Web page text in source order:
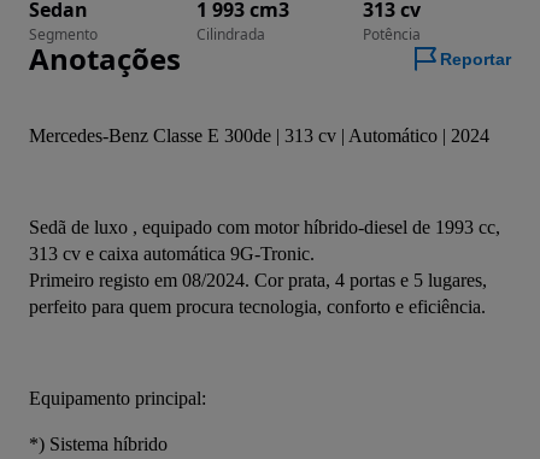
Sedan
Segmento
1 993 cm3
Cilindrada
313 cv
Potência
Anotações Reportar
Mercedes-Benz Classe E 300de | 313 cv | Automático | 2024
Sedã de luxo , equipado com motor híbrido-diesel de 1993 cc,
313 cv e caixa automática 9G-Tronic.
Primeiro registo em 08/2024. Cor prata, 4 portas e 5 lugares,
perfeito para quem procura tecnologia, conforto e eficiência.
Equipamento principal:
*) Sistema híbrido